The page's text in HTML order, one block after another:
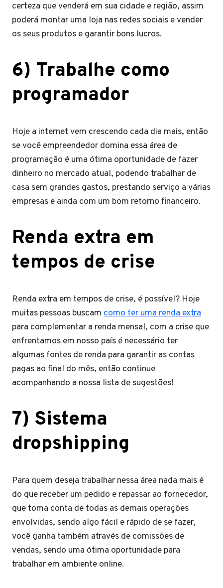
certeza que venderá em sua cidade e região, assim
poderá montar uma loja nas redes sociais e vender
os seus produtos e garantir bons lucros.
6) Trabalhe como
programador
Hoje a internet vem crescendo cada dia mais, então
se você empreendedor domina essa área de
programação é uma ótima oportunidade de fazer
dinheiro no mercado atual, podendo trabalhar de
casa sem grandes gastos, prestando serviço a várias
empresas e ainda com um bom retorno financeiro.
Renda extra em
tempos de crise
Renda extra em tempos de crise, é possível? Hoje
muitas pessoas buscam como ter uma renda extra
para complementar a renda mensal, com a crise que
enfrentamos em nosso país é necessário ter
algumas fontes de renda para garantir as contas
pagas ao final do mês, então continue
acompanhando a nossa lista de sugestões!
7) Sistema
dropshipping
Para quem deseja trabalhar nessa área nada mais é
do que receber um pedido e repassar ao fornecedor,
que toma conta de todas as demais operações
envolvidas, sendo algo fácil e rápido de se fazer,
você ganha também através de comissões de
vendas, sendo uma ótima oportunidade para
trabalhar em ambiente online.